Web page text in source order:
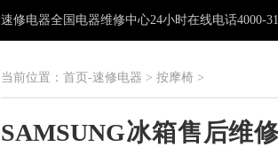
速修电器全国电器维修中心24小时在线电话4000-
当前位置： 首页-速修电器 > 按摩椅 >
SAMSUNG冰箱售后维